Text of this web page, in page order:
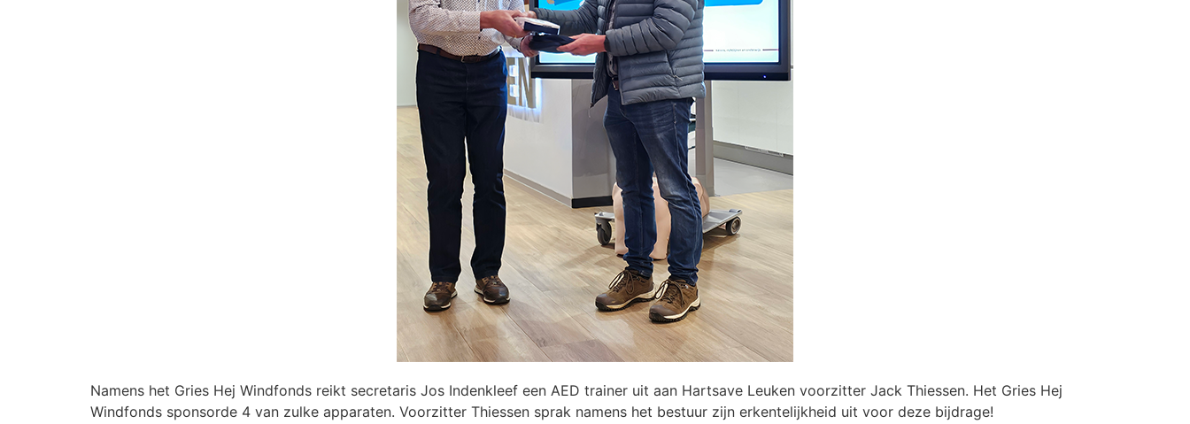
Namens het Gries Hej Windfonds reikt secretaris Jos Indenkleef een AED trainer uit aan Hartsave Leuken voorzitter Jack Thiessen. Het Gries Hej
Windfonds sponsorde 4 van zulke apparaten. Voorzitter Thiessen sprak namens het bestuur zijn erkentelijkheid uit voor deze bijdrage!